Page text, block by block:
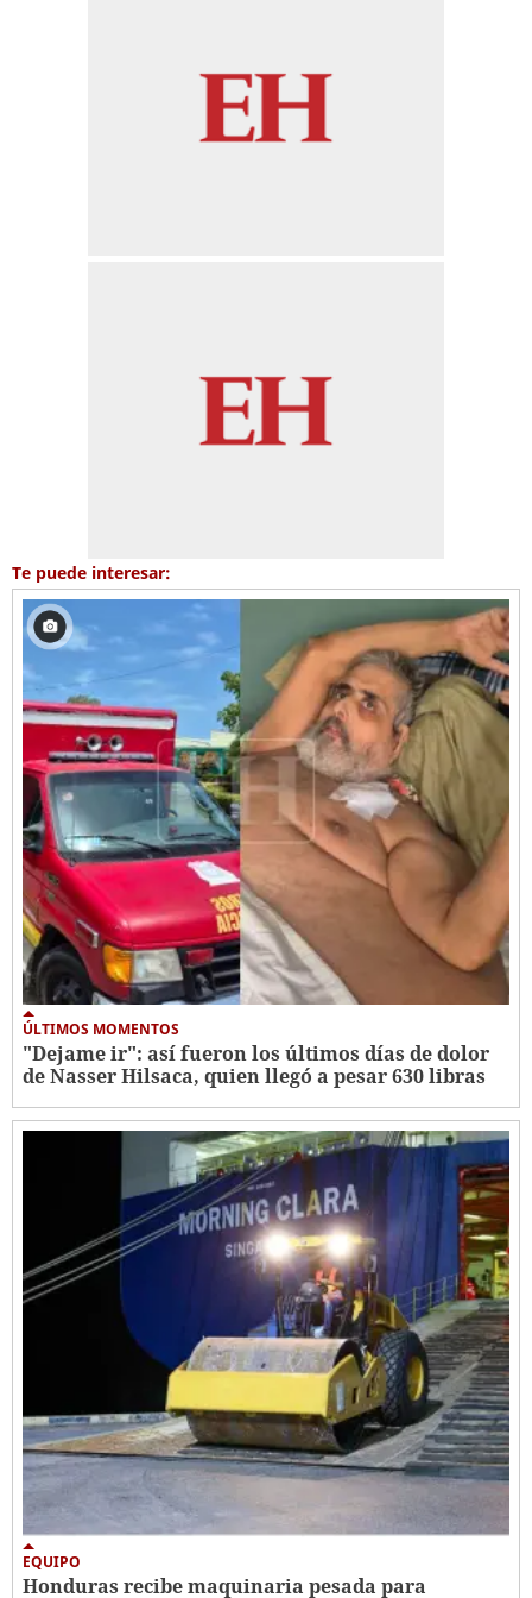
Te puede interesar:
ÚLTIMOS MOMENTOS
"Dejame ir": así fueron los últimos días de dolor
de Nasser Hilsaca, quien llegó a pesar 630 libras
EQUIPO
Honduras recibe maquinaria pesada para